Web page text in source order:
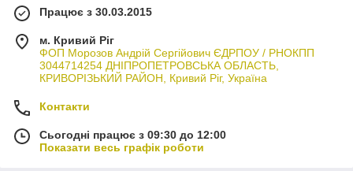
Працює з 30.03.2015
м. Кривий Ріг
ФОП Морозов Андрій Сергійович ЄДРПОУ / РНОКПП
3044714254 ДНІПРОПЕТРОВСЬКА ОБЛАСТЬ,
КРИВОРІЗЬКИЙ РАЙОН, Кривий Ріг, Україна
Контакти
Сьогодні працює з 09:30 до 12:00
Показати весь графік роботи